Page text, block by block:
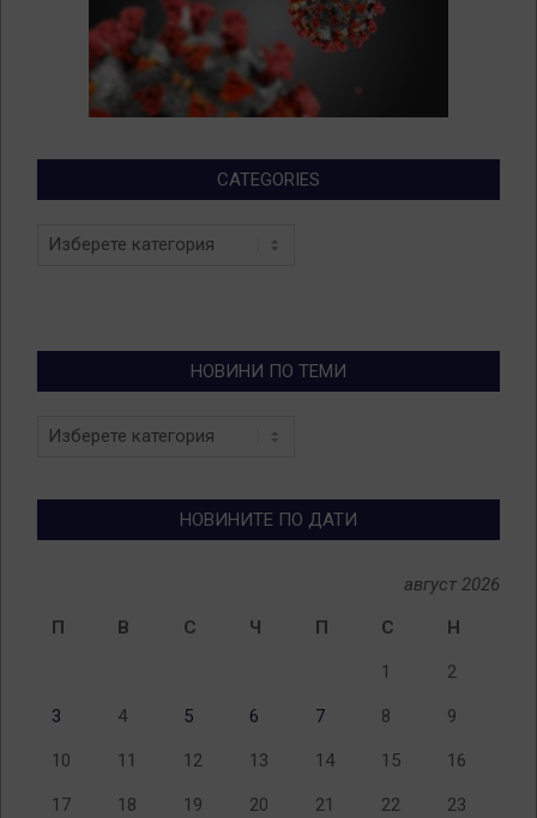
CATEGORIES
Categories
НОВИНИ ПО ТЕМИ
Новини
НОВИНИТЕ ПО ДАТИ
август 2026
П
В С Ч П С Н
1 2
3 4 5 6 7 8 9
10 11 12 13 14 15 16
17 18 19 20 21 22 23